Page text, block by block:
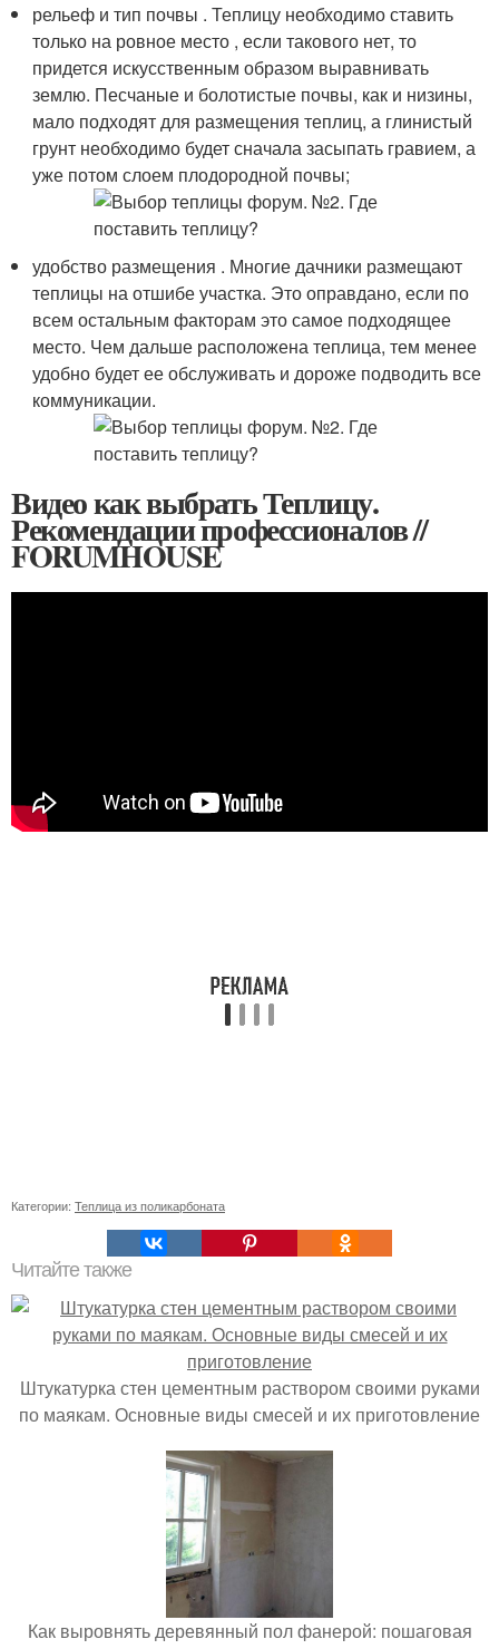
рельеф и тип почвы . Теплицу необходимо ставить
только на ровное место , если такового нет, то
придется искусственным образом выравнивать
землю. Песчаные и болотистые почвы, как и низины,
мало подходят для размещения теплиц, а глинистый
грунт необходимо будет сначала засыпать гравием, а
уже потом слоем плодородной почвы;
удобство размещения . Многие дачники размещают
теплицы на отшибе участка. Это оправдано, если по
всем остальным факторам это самое подходящее
место. Чем дальше расположена теплица, тем менее
удобно будет ее обслуживать и дороже подводить все
коммуникации.
Видео как выбрать Теплицу.
Рекомендации профессионалов //
FORUMHOUSE
Категории: Теплица из поликарбоната
Читайте также
Штукатурка стен цементным раствором своими руками
по маякам. Основные виды смесей и их приготовление
Как выровнять деревянный пол фанерой: пошаговая